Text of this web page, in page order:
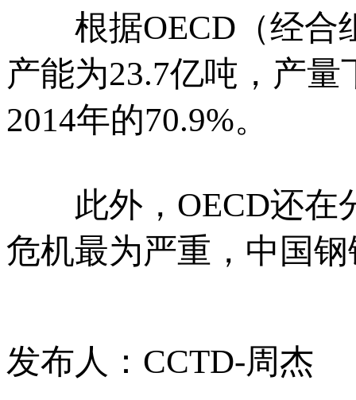
根据OECD（经合
产能为23.7亿吨，产
2014年的70.9%。
此外，OECD还在
危机最为严重，中国
发布人：CCTD-周杰